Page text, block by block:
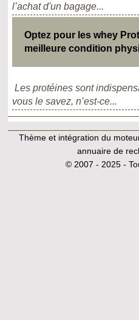
l’achat d'un bagage...
Optez pour les whey
meilleure condition
Les protéines sont
vous le savez, n’est-ce...
Thème et intégration du
annuaire de
© 2007 - 2025 -